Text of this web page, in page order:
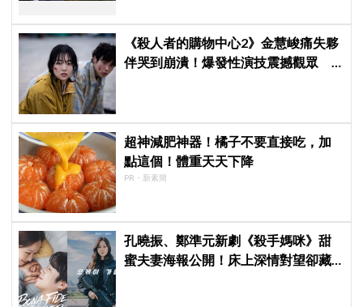
《殺人者的購物中心2》金慧峻痛失夥
伴哭到崩潰！爆發性演技震撼觀眾
超神減肥神器！橘子不要直接吃，加
點這個！體重天天下降
PR・新素簡
孔曉振、鄭準元新劇《殺手媽咪》甜
蜜夫妻海報公開！床上深情對望卻藏